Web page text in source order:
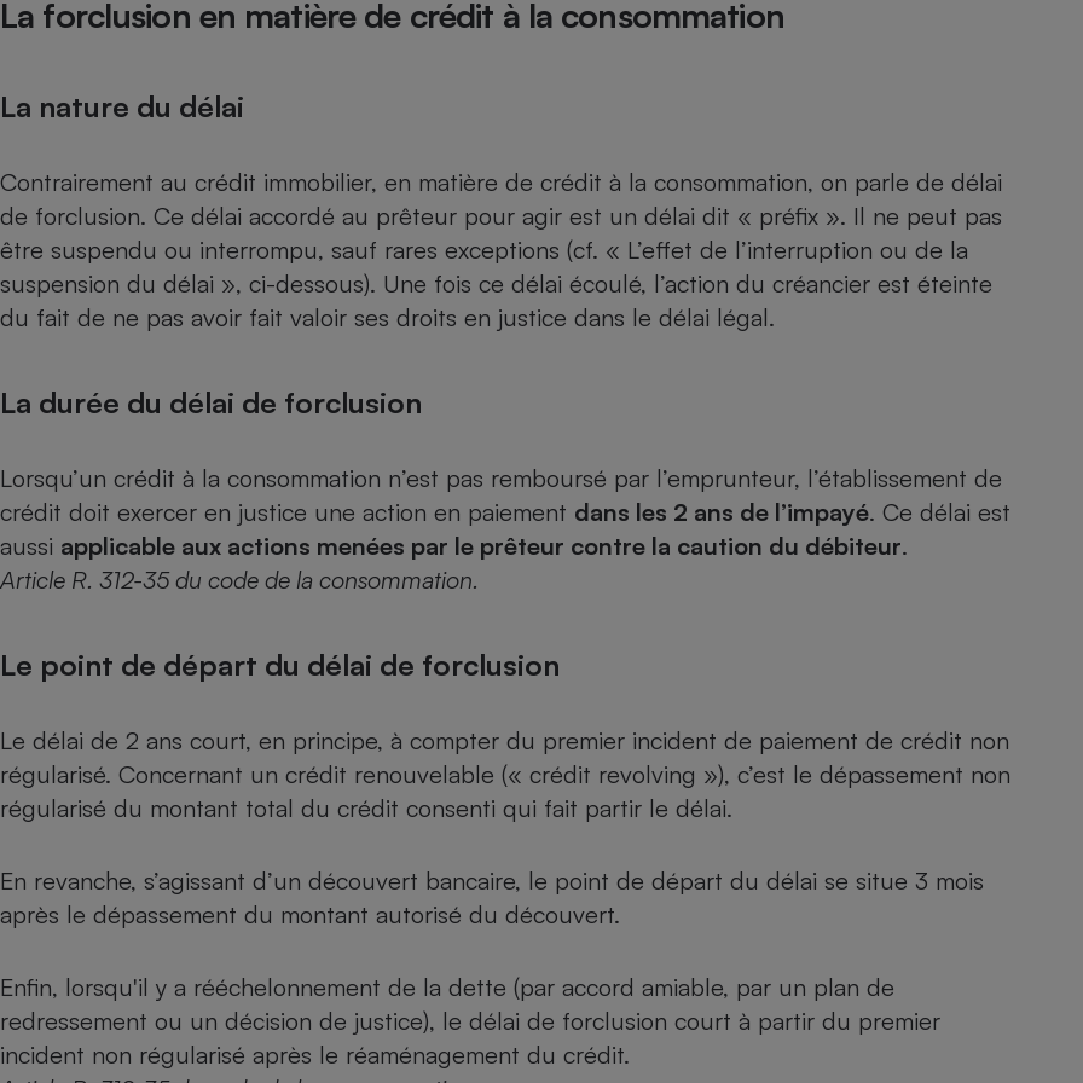
La forclusion en matière de crédit à la consommation
La nature du délai
Contrairement au crédit immobilier, en matière de crédit à la consommation, on parle de délai
de forclusion. Ce délai accordé au prêteur pour agir est un délai dit « préfix ». Il ne peut pas
être suspendu ou interrompu, sauf rares exceptions (cf. « L’effet de l’interruption ou de la
suspension du délai », ci-dessous). Une fois ce délai écoulé, l’action du créancier est éteinte
du fait de ne pas avoir fait valoir ses droits en justice dans le délai légal.
La durée du délai de forclusion
Lorsqu’un crédit à la consommation n’est pas remboursé par l’emprunteur, l’établissement de
crédit doit exercer en justice une action en paiement dans les 2 ans de l’impayé. Ce délai est
aussi applicable aux actions menées par le prêteur contre la caution du débiteur.
Article R. 312-35 du code de la consommation.
Le point de départ du délai de forclusion
Le délai de 2 ans court, en principe, à compter du premier incident de paiement de crédit non
régularisé. Concernant un crédit renouvelable (« crédit revolving »), c’est le dépassement non
régularisé du montant total du crédit consenti qui fait partir le délai.
En revanche, s’agissant d’un découvert bancaire, le point de départ du délai se situe 3 mois
après le dépassement du montant autorisé du découvert.
Enfin, lorsqu'il y a rééchelonnement de la dette (par accord amiable, par un plan de
redressement ou un décision de justice), le délai de forclusion court à partir du premier
incident non régularisé après le réaménagement du crédit.